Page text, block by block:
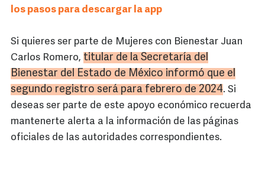
los pasos para descargar la app
Si quieres ser parte de Mujeres con Bienestar Juan
Carlos Romero, titular de la Secretaría del
Bienestar del Estado de México informó que el
segundo registro será para febrero de 2024. Si
deseas ser parte de este apoyo económico recuerda
mantenerte alerta a la información de las páginas
oficiales de las autoridades correspondientes.